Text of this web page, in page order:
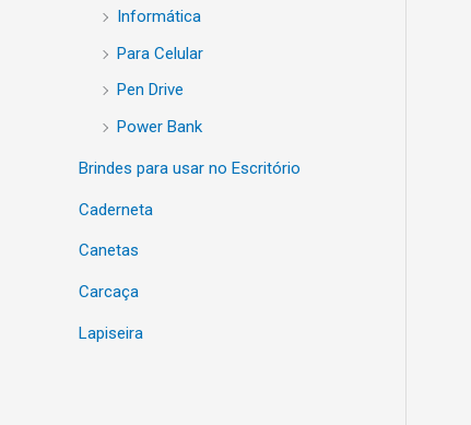
Informática
Para Celular
Pen Drive
Power Bank
Brindes para usar no Escritório
Caderneta
Canetas
Carcaça
Lapiseira